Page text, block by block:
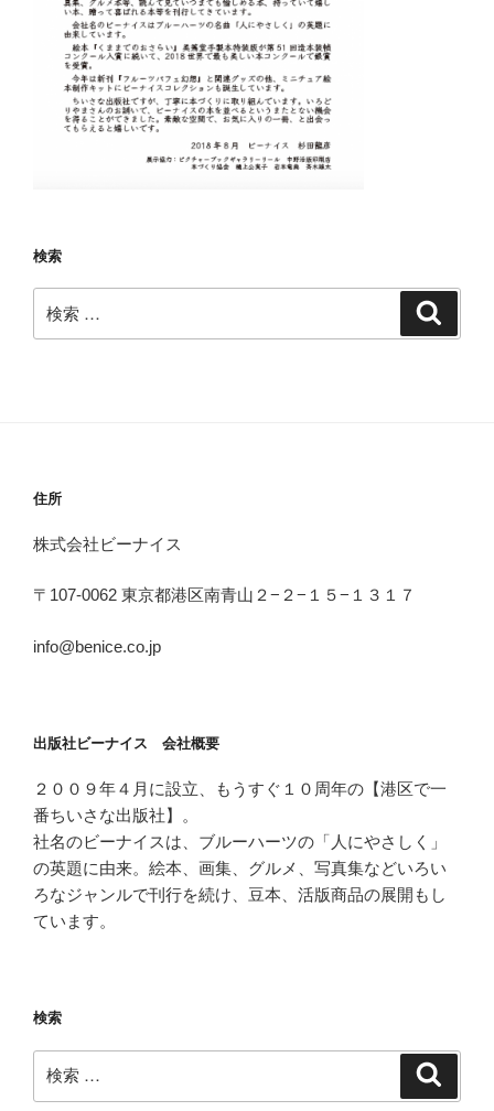
検索
索:
住所
株式会社ビーナイス
〒107-0062 東京都港区南青山２−２−１５−１３１７
info@benice.co.jp
出版社ビーナイス 会社概要
２００９年４月に設立、もうすぐ１０周年の【港区で一
番ちいさな出版社】。
社名のビーナイスは、ブルーハーツの「人にやさしく」
の英題に由来。絵本、画集、グルメ、写真集などいろい
ろなジャンルで刊行を続け、豆本、活版商品の展開もし
ています。
検索
検
索: